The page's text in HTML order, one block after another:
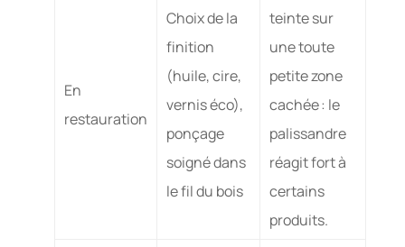
En
restauration
Choix de la
finition
(huile, cire,
vernis éco),
ponçage
soigné dans
le fil du bois
teinte sur
une toute
petite zone
cachée : le
palissandre
réagit fort à
certains
produits.